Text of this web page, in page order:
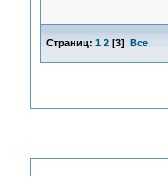
Страниц: 1 2[3] Все